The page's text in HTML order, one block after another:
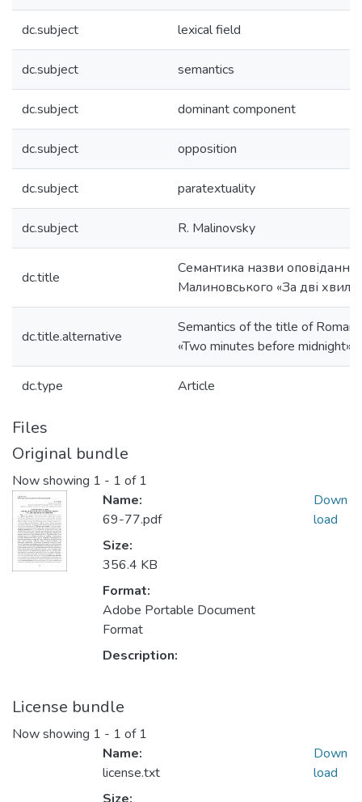
dc.subject lexical field
dc.subject semantics
dc.subject dominant component
dc.subject opposition
dc.subject paratextuality
dc.subject R. Malinovsky
dc.title
Семантика назви
Малиновського «За дві
dc.title.alternative
Semantics of the title of Roman
«Two minutes before midnight»
dc.type Article
Files
Original bundle
Now showing 1 - 1 of 1
Name:
69-77.pdf
Size:
356.4 KB
Format:
Adobe Portable Document
Format
Description:
Down
load
License bundle
Now showing 1 - 1 of 1
Name:
license.txt
Down
load